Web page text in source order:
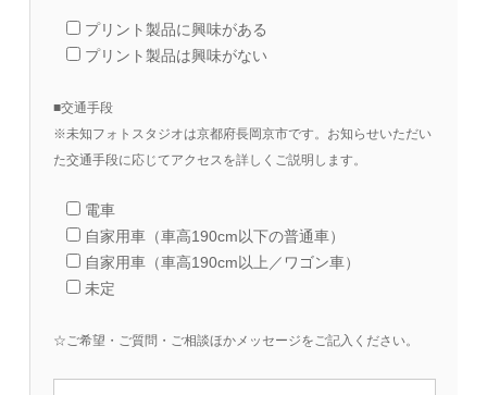
プリント製品に興味がある
プリント製品は興味がない
■交通手段
※未知フォトスタジオは京都府長岡京市です。お知らせいただい
た交通手段に応じてアクセスを詳しくご説明します。
電車
自家用車（車高190cm以下の普通車）
自家用車（車高190cm以上／ワゴン車）
未定
☆ご希望・ご質問・ご相談ほかメッセージをご記入ください。